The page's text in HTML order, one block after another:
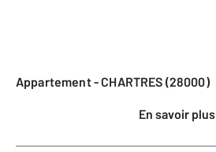
Appartement - CHARTRES (28000)
En savoir plus